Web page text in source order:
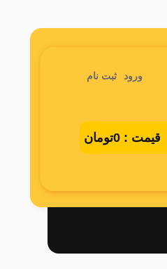
ورود ثبت نام
قیمت :0تومان